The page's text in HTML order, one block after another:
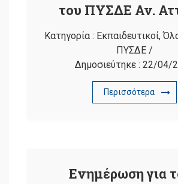
του ΠΥΣΔΕ Αν.
Κατηγορία : Εκπαιδευτικοί,
ΠΥΣΔΕ/
Δημοσιεύτηκε : 22/04/
Περισσότερα
Ενημέρωση για